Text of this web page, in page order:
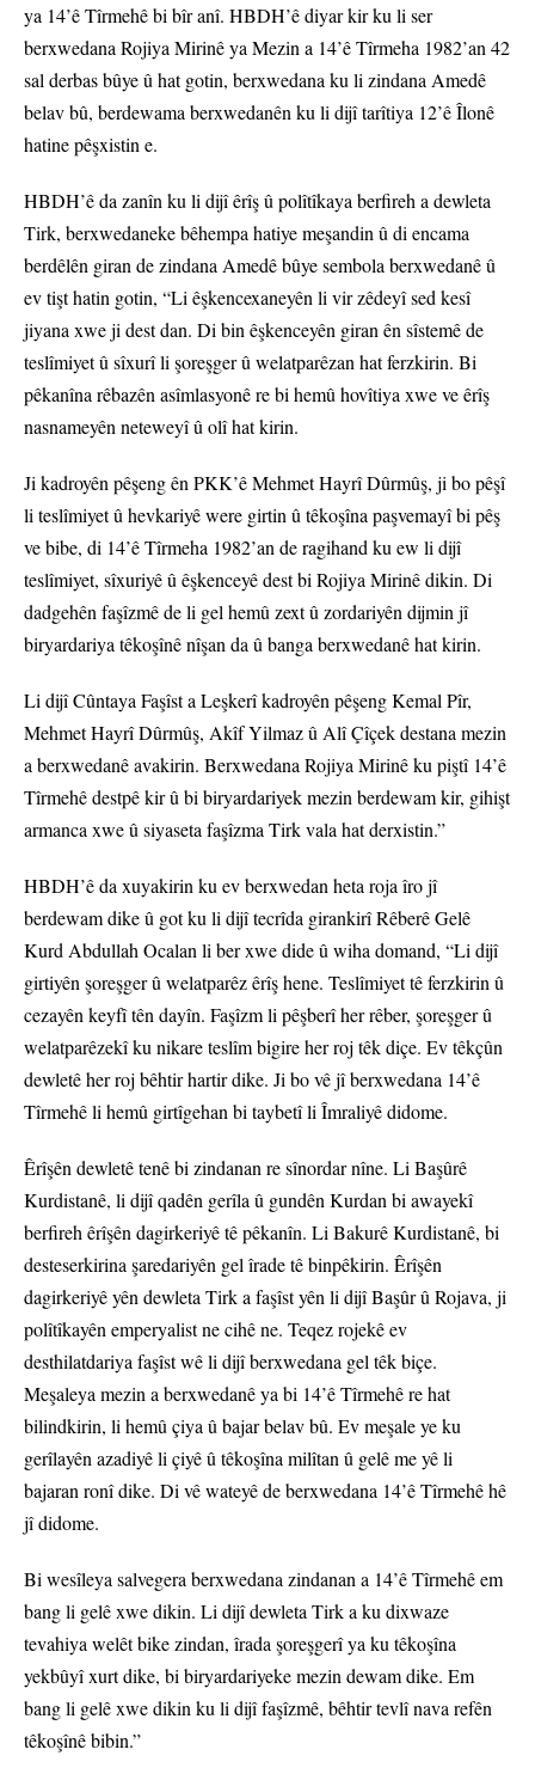
ya 14’ê Tîrmehê bi bîr anî. HBDH’ê diyar kir ku li ser
berxwedana Rojiya Mirinê ya Mezin a 14’ê Tîrmeha 1982’an 42
sal derbas bûye û hat gotin, berxwedana ku li zindana Amedê
belav bû, berdewama berxwedanên ku li dijî tarîtiya 12’ê Îlonê
hatine pêşxistin e.
HBDH’ê da zanîn ku li dijî êrîş û polîtîkaya berfireh a dewleta
Tirk, berxwedaneke bêhempa hatiye meşandin û di encama
berdêlên giran de zindana Amedê bûye sembola berxwedanê û
ev tişt hatin gotin, “Li êşkencexaneyên li vir zêdeyî sed kesî
jiyana xwe ji dest dan. Di bin êşkenceyên giran ên sîstemê de
teslîmiyet û sîxurî li şoreşger û welatparêzan hat ferzkirin. Bi
pêkanîna rêbazên asîmlasyonê re bi hemû hovîtiya xwe ve êrîş
nasnameyên neteweyî û olî hat kirin.
Ji kadroyên pêşeng ên PKK’ê Mehmet Hayrî Dûrmûş, ji bo pêşî
li teslîmiyet û hevkariyê were girtin û têkoşîna paşvemayî bi pêş
ve bibe, di 14’ê Tîrmeha 1982’an de ragihand ku ew li dijî
teslîmiyet, sîxuriyê û êşkenceyê dest bi Rojiya Mirinê dikin. Di
dadgehên faşîzmê de li gel hemû zext û zordariyên dijmin jî
biryardariya têkoşînê nîşan da û banga berxwedanê hat kirin.
Li dijî Cûntaya Faşîst a Leşkerî kadroyên pêşeng Kemal Pîr,
Mehmet Hayrî Dûrmûş, Akîf Yilmaz û Alî Çîçek destana mezin
a berxwedanê avakirin. Berxwedana Rojiya Mirinê ku piştî 14’ê
Tîrmehê destpê kir û bi biryardariyek mezin berdewam kir, gihişt
armanca xwe û siyaseta faşîzma Tirk vala hat derxistin.”
HBDH’ê da xuyakirin ku ev berxwedan heta roja îro jî
berdewam dike û got ku li dijî tecrîda girankirî Rêberê Gelê
Kurd Abdullah Ocalan li ber xwe dide û wiha domand, “Li dijî
girtiyên şoreşger û welatparêz êrîş hene. Teslîmiyet tê ferzkirin û
cezayên keyfî tên dayîn. Faşîzm li pêşberî her rêber, şoreşger û
welatparêzekî ku nikare teslîm bigire her roj têk diçe. Ev têkçûn
dewletê her roj bêhtir hartir dike. Ji bo vê jî berxwedana 14’ê
Tîrmehê li hemû girtîgehan bi taybetî li Îmraliyê didome.
Êrîşên dewletê tenê bi zindanan re sînordar nîne. Li Başûrê
Kurdistanê, li dijî qadên gerîla û gundên Kurdan bi awayekî
berfireh êrîşên dagirkeriyê tê pêkanîn. Li Bakurê Kurdistanê, bi
desteserkirina şaredariyên gel îrade tê binpêkirin. Êrîşên
dagirkeriyê yên dewleta Tirk a faşîst yên li dijî Başûr û Rojava, ji
polîtîkayên emperyalist ne cihê ne. Teqez rojekê ev
desthilatdariya faşîst wê li dijî berxwedana gel têk biçe.
Meşaleya mezin a berxwedanê ya bi 14’ê Tîrmehê re hat
bilindkirin, li hemû çiya û bajar belav bû. Ev meşale ye ku
gerîlayên azadiyê li çiyê û têkoşîna milîtan û gelê me yê li
bajaran ronî dike. Di vê wateyê de berxwedana 14’ê Tîrmehê hê
jî didome.
Bi wesîleya salvegera berxwedana zindanan a 14’ê Tîrmehê em
bang li gelê xwe dikin. Li dijî dewleta Tirk a ku dixwaze
tevahiya welêt bike zindan, îrada şoreşgerî ya ku têkoşîna
yekbûyî xurt dike, bi biryardariyeke mezin dewam dike. Em
bang li gelê xwe dikin ku li dijî faşîzmê, bêhtir tevlî nava refên
têkoşînê bibin.”